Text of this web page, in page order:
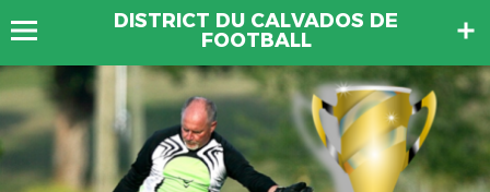
DISTRICT DU CALVADOS DE
FOOTBALL